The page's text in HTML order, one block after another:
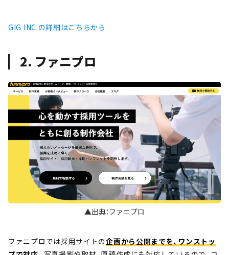
GIG INC.の詳細はこちらから
2. ファニプロ
▲出典：ファニプロ
ファニプロでは採用サイトの企画から公開までを、ワンストッ